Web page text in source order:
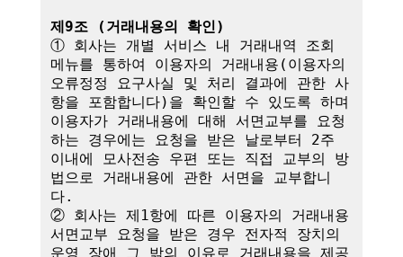
제9조 (거래내용의 확인)
① 회사는 개별 서비스 내 거래내역 조회
메뉴를 통하여 이용자의 거래내용(이용자의
오류정정 요구사실 및 처리 결과에 관한 사
항을 포함합니다)을 확인할 수 있도록 하며
이용자가 거래내용에 대해 서면교부를 요청
하는 경우에는 요청을 받은 날로부터 2주
이내에 모사전송 우편 또는 직접 교부의 방
법으로 거래내용에 관한 서면을 교부합니
다.
② 회사는 제1항에 따른 이용자의 거래내용
서면교부 요청을 받은 경우 전자적 장치의
운영 장애 그 밖의 이유로 거래내용을 제공